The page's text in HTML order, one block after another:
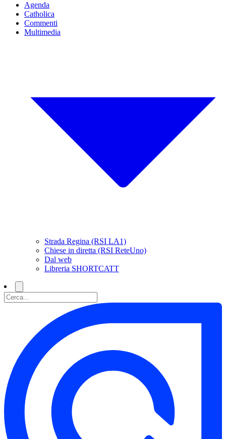
Agenda
Catholica
Commenti
Multimedia
Strada Regina (RSI LA1)
Chiese in diretta (RSI ReteUno)
Dal web
Libreria SHORTCATT